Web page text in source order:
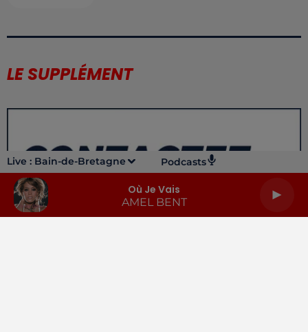
Live : Bain-de-Bretagne Podcasts
Où Je Vais
AMEL BENT
LE SUPPLÉMENT